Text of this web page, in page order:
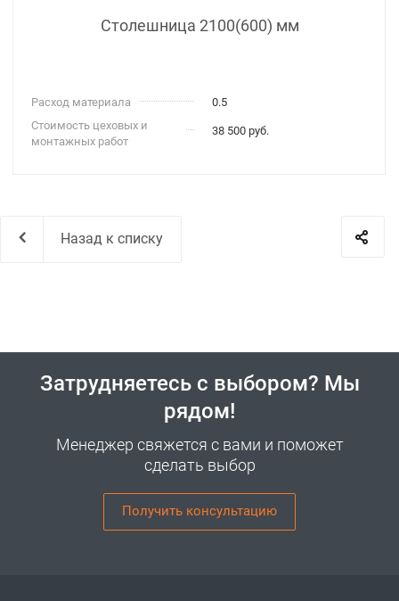
Столешница 2100(600) мм
Расход материала
0.5
Стоимость цеховых и
монтажных работ
38 500 руб.
Назад к списку
Затрудняетесь с выбором? Мы
рядом!
Менеджер свяжется с вами и поможет
сделать выбор
Получить консультацию